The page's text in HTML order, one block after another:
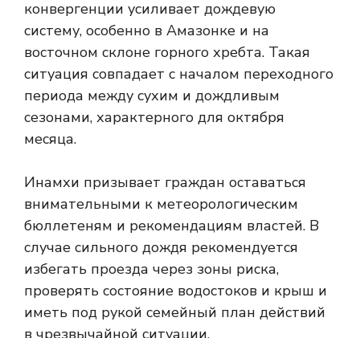
конвергенции усиливает дождевую
систему, особенно в Амазонке и на
восточном склоне горного хребта. Такая
ситуация совпадает с началом переходного
периода между сухим и дождливым
сезонами, характерного для октября
месяца.
Инамхи призывает граждан оставаться
внимательными к метеорологическим
бюллетеням и рекомендациям властей. В
случае сильного дождя рекомендуется
избегать проезда через зоны риска,
проверять состояние водостоков и крыш и
иметь под рукой семейный план действий
в чрезвычайной ситуации.